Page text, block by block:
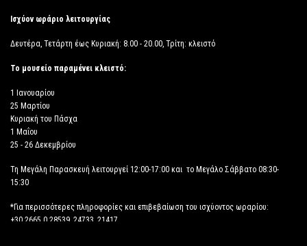
Ισχύον ωράριο λειτουργίας
Δευτέρα, Τετάρτη έως Κυριακή: 8.00 - 20.00, Τρίτη: κλειστό
Το μουσείο παραμένει κλειστό:
1 Ιανουαρίου
25 Μαρτίου
Κυριακή του Πάσχα
1 Μαΐου
25 - 26 Δεκεμβρίου
Τη Μεγάλη Παρασκευή λειτουργεί 12:00-17:00 και το Μεγάλο Σάββατο 08:30-
15:30
*Για περισσότερες πληροφορίες και επιβεβαίωση του ισχύοντος ωραρίου:
+30 2665 0 28539, 24733, 21417